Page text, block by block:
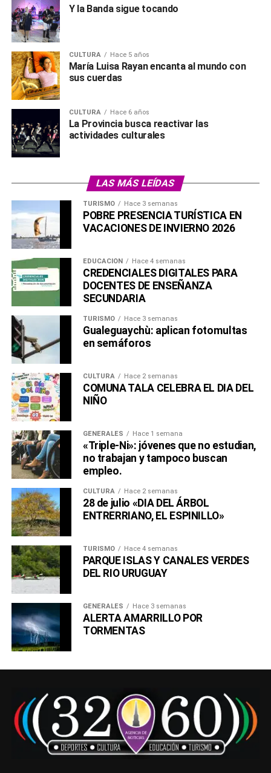
Y la Banda sigue tocando
CULTURA Hace 5 años
María Luisa Rayan encanta al mundo con
sus cuerdas
CULTURA Hace 6 años
La Provincia busca reactivar las
actividades culturales
LAS MÁS LEÍDAS
TURISMO Hace 3 semanas
POBRE PRESENCIA TURÍSTICA EN
VACACIONES DE INVIERNO 2026
EDUCACIÓN Hace 4 semanas
CREDENCIALES DIGITALES PARA
DOCENTES DE ENSEÑANZA
SECUNDARIA
TURISMO Hace 3 semanas
Gualeguaychù: aplican fotomultas
en semáforos
CULTURA Hace 2 semanas
COMUNA TALA CELEBRA EL DIA DEL
NIÑO
GENERALES Hace 1 semana
«Triple-Ni»: jóvenes que no estudian,
no trabajan y tampoco buscan
empleo.
CULTURA Hace 2 semanas
28 de julio «DIA DEL ÁRBOL
ENTRERRIANO, EL ESPINILLO»
TURISMO Hace 4 semanas
PARQUE ISLAS Y CANALES VERDES
DEL RIO URUGUAY
GENERALES Hace 3 semanas
ALERTA AMARRILLO POR
TORMENTAS